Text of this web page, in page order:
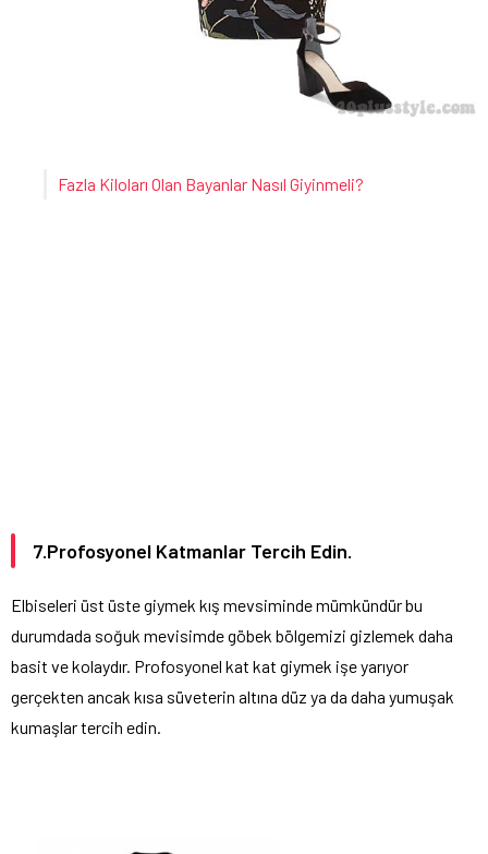
Fazla Kiloları Olan Bayanlar Nasıl Giyinmeli?
7.Profosyonel Katmanlar Tercih Edin.
Elbiseleri üst üste giymek kış mevsiminde mümkündür bu
durumdada soğuk mevisimde göbek bölgemizi gizlemek daha
basit ve kolaydır. Profosyonel kat kat giymek işe yarıyor
gerçekten ancak kısa süveterin altına düz ya da daha yumuşak
kumaşlar tercih edin.